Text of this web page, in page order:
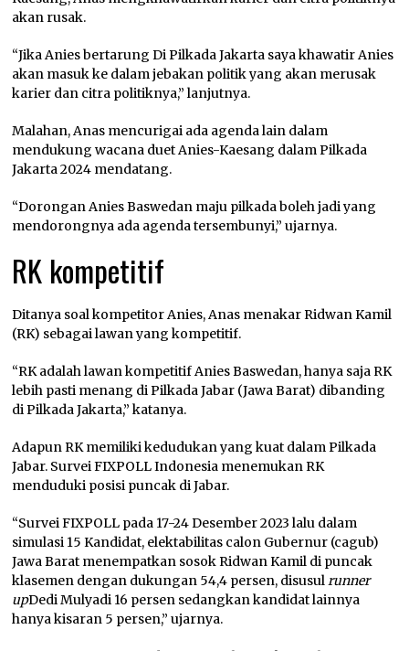
akan rusak.
“Jika Anies bertarung Di Pilkada Jakarta saya khawatir Anies
akan masuk ke dalam jebakan politik yang akan merusak
karier dan citra politiknya,” lanjutnya.
Malahan, Anas mencurigai ada agenda lain dalam
mendukung wacana duet Anies-Kaesang dalam Pilkada
Jakarta 2024 mendatang.
“Dorongan Anies Baswedan maju pilkada boleh jadi yang
mendorongnya ada agenda tersembunyi,” ujarnya.
RK kompetitif
Ditanya soal kompetitor Anies, Anas menakar Ridwan Kamil
(RK) sebagai lawan yang kompetitif.
“RK adalah lawan kompetitif Anies Baswedan, hanya saja RK
lebih pasti menang di Pilkada Jabar (Jawa Barat) dibanding
di Pilkada Jakarta,” katanya.
Adapun RK memiliki kedudukan yang kuat dalam Pilkada
Jabar. Survei FIXPOLL Indonesia menemukan RK
menduduki posisi puncak di Jabar.
“Survei FIXPOLL pada 17-24 Desember 2023 lalu dalam
simulasi 15 Kandidat, elektabilitas calon Gubernur (cagub)
Jawa Barat menempatkan sosok Ridwan Kamil di puncak
klasemen dengan dukungan 54,4 persen, disusulrunner
upDedi Mulyadi 16 persen sedangkan kandidat lainnya
hanya kisaran 5 persen,” ujarnya.